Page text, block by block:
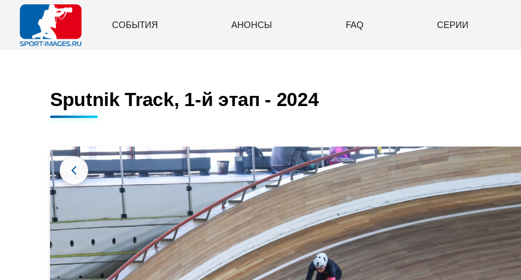
СОБЫТИЯ АНОНСЫ FAQ СЕРИИ
Sputnik Track, 1-й этап - 2024